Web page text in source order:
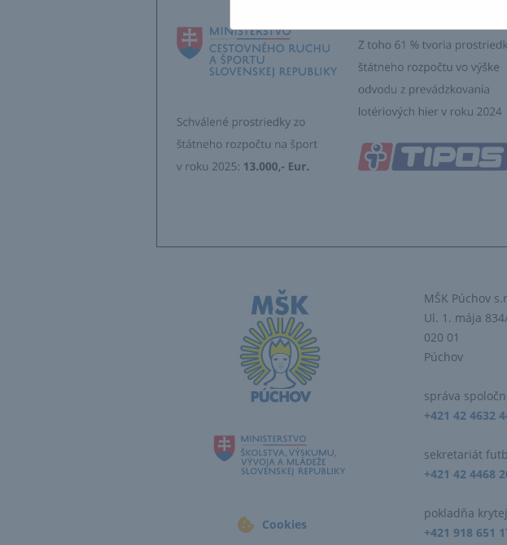
Cookies
MŠK Púchov
Ul. 1. mája
020 01
Púchov
správa
+421 42 4632
sekretariát
+421 42 4468
pokladňa
+421 918 651